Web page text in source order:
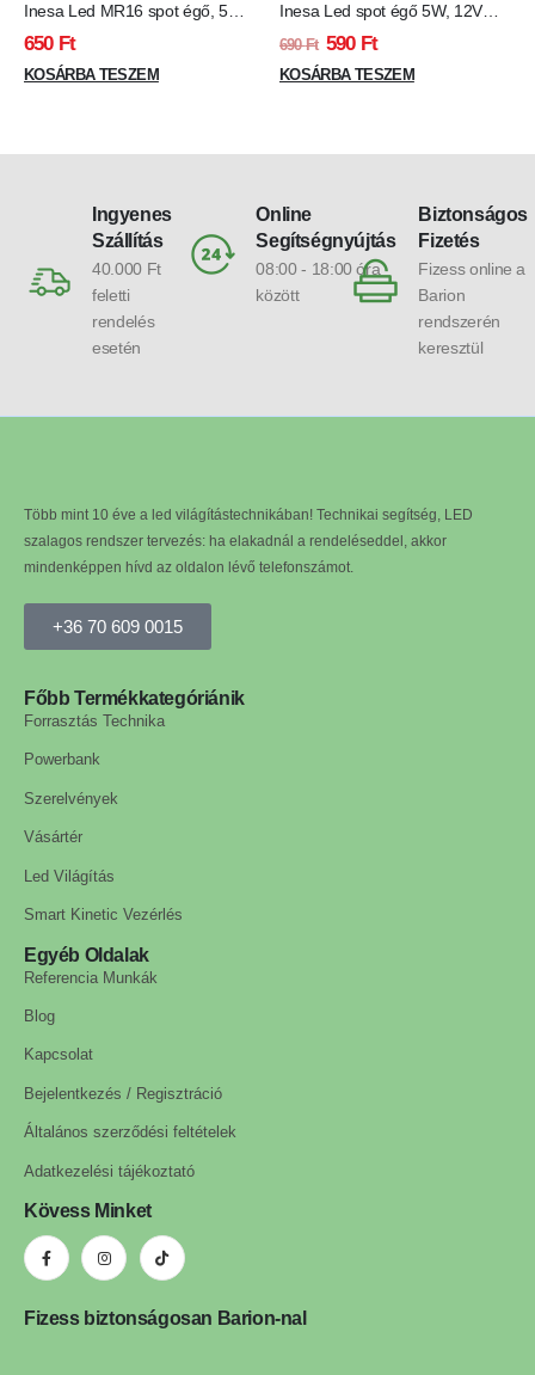
Inesa Led MR16 spot égő, 5W
led, 300 Lumen, 38°, 6500K,
hideg fehér.
650 Ft
KOSÁRBA TESZEM
Inesa Led spot égő 5W, 12V
MR16, 380 Lumen, 4000K,
közép fehér.
690Ft 590 Ft
KOSÁRBA TESZEM
Ingyenes
Szállítás
40.000 Ft
feletti
rendelés
esetén
Online
Segítségnyújtás
08:00 - 18:00 óra
között
Biztonságos
Fizetés
Fizess online a
Barion
rendszerén
keresztül
Több mint 10 éve a led világítástechnikában! Technikai segítség, LED
szalagos rendszer tervezés: ha elakadnál a rendeléseddel, akkor
mindenképpen hívd az oldalon lévő telefonszámot.
+36 70 609 0015
Főbb Termékkategóriánik
Forrasztás Technika
Powerbank
Szerelvények
Vásártér
Led Világítás
Smart Kinetic Vezérlés
Egyéb Oldalak
Referencia Munkák
Blog
Kapcsolat
Bejelentkezés / Regisztráció
Általános szerződési feltételek
Adatkezelési tájékoztató
Kövess Minket
Fizess biztonságosan Barion-nal